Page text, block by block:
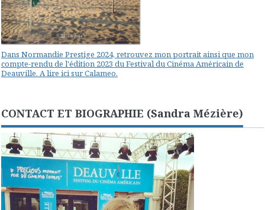
Dans Normandie Prestige 2024, retrouvez mon portrait ainsi que mon
compte-rendu de l'édition 2023 du Festival du Cinéma Américain de
Deauville. A lire ici sur Calameo.
CONTACT ET BIOGRAPHIE (Sandra Mézière)